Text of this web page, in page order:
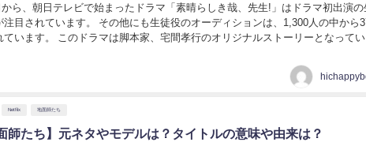
から、朝日テレビで始まったドラマ「素晴らしき哉、先生!」はドラマ初出演の
注目されています。 その他にも生徒役のオーディションは、1,300人の中から
行のオリジナルストーリーとなっていま
Netfilx 地面師たち
師たち】元ネタやモデルは？タイトルの意味や由来は？